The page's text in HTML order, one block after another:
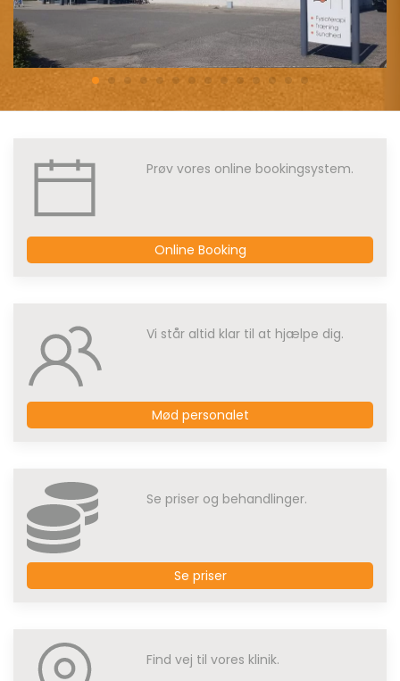
Prøv vores online bookingsystem.
Online Booking
Vi står altid klar til at hjælpe dig.
Mød personalet
Se priser og behandlinger.
Se priser
Find vej til vores klinik.